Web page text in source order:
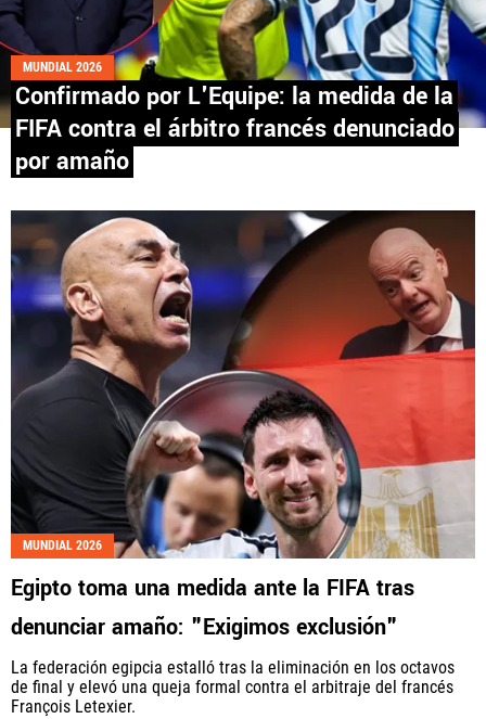
MUNDIAL 2026
Confirmado por L'Equipe: la medida de la
FIFA contra el árbitro francés denunciado
por amaño
MUNDIAL 2026
Egipto toma una medida ante la FIFA tras
denunciar amaño: "Exigimos exclusión"
La federación egipcia estalló tras la eliminación en los octavos
de final y elevó una queja formal contra el arbitraje del francés
François Letexier.